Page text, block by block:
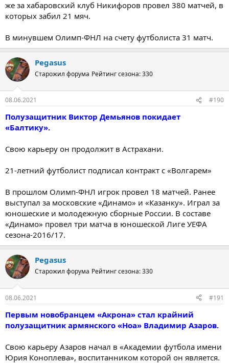
же за хабаровский клуб Никифоров провел 380 матчей, в
которых забил 21 мяч.
В минувшем Олимп-ФНЛ на счету футболиста 31 матч.
Pegasus
Старожил форума Рейтинг сезона: 330
08.06.2021 #190
Полузащитник Виктор Демьянов покидает
«Балтику».
Свою карьеру он продолжит в Астрахани.
21-летний футболист подписал контракт с «Волгарем»
В прошлом Олимп-ФНЛ игрок провел 18 матчей. Ранее
выступал за московские «Динамо» и «Казанку». Играл за
юношеские и молодежную сборные России. В составе
«Динамо» провел три матча в юношеской Лиге УЕФА
сезона-2016/17.
Pegasus
Старожил форума Рейтинг сезона: 330
08.06.2021 #191
Первым новобранцем «Акрона» стал крайний
полузащитник армянского «Ноа» Владимир Азаров.
Свою карьеру Азаров начал в «Академии футбола имени
Юрия Коноплева», воспитанником которой он является.